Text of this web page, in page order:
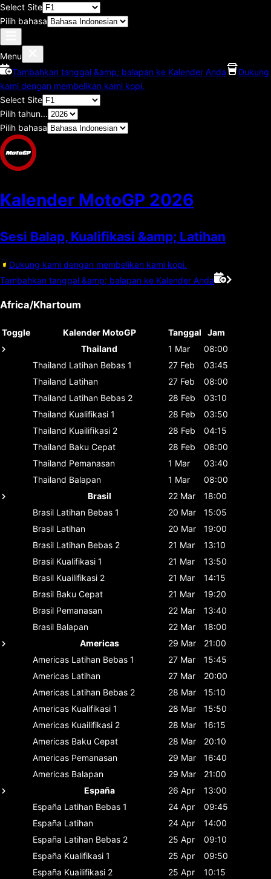
Select Site
Pilih bahasa
Menu
Tambahkan tanggal &amp; balapan ke Kalender Anda
Dukung
kami dengan membelikan kami kopi.
Select Site
Pilih tahun...
Pilih bahasa
Kalender MotoGP 2026
Sesi Balap, Kualifikasi &amp; Latihan
Dukung kami dengan membelikan kami kopi.
Tambahkan tanggal &amp; balapan ke Kalender Anda
Africa/Khartoum
Toggle Kalender MotoGP Tanggal
Jam
Thailand
1 Mar
08:00
Thailand Latihan Bebas 1 27 Feb
03:45
Thailand Latihan 27 Feb
08:00
Thailand Latihan Bebas 2 28 Feb
03:10
Thailand Kualifikasi 1 28 Feb
03:50
Thailand Kuailifikasi 2 28 Feb
04:15
Thailand Baku Cepat 28 Feb
08:00
Thailand Pemanasan 1 Mar
03:40
Thailand Balapan 1 Mar
08:00
Brasil
22 Mar
18:00
Brasil Latihan Bebas 1 20 Mar
15:05
Brasil Latihan 20 Mar
19:00
Brasil Latihan Bebas 2 21 Mar
13:10
Brasil Kualifikasi 1 21 Mar
13:50
Brasil Kuailifikasi 2 21 Mar
14:15
Brasil Baku Cepat 21 Mar
19:20
Brasil Pemanasan 22 Mar
13:40
Brasil Balapan 22 Mar
18:00
Americas
29 Mar
21:00
Americas Latihan Bebas 1 27 Mar
15:45
Americas Latihan 27 Mar
20:00
Americas Latihan Bebas 2 28 Mar
15:10
Americas Kualifikasi 1 28 Mar
15:50
Americas Kuailifikasi 2 28 Mar
16:15
Americas Baku Cepat 28 Mar
20:10
Americas Pemanasan 29 Mar
16:40
Americas Balapan 29 Mar
21:00
España
26 Apr
13:00
España Latihan Bebas 1 24 Apr
09:45
España Latihan 24 Apr
14:00
España Latihan Bebas 2 25 Apr
09:10
España Kualifikasi 1 25 Apr
09:50
España Kuailifikasi 2 25 Apr
10:15